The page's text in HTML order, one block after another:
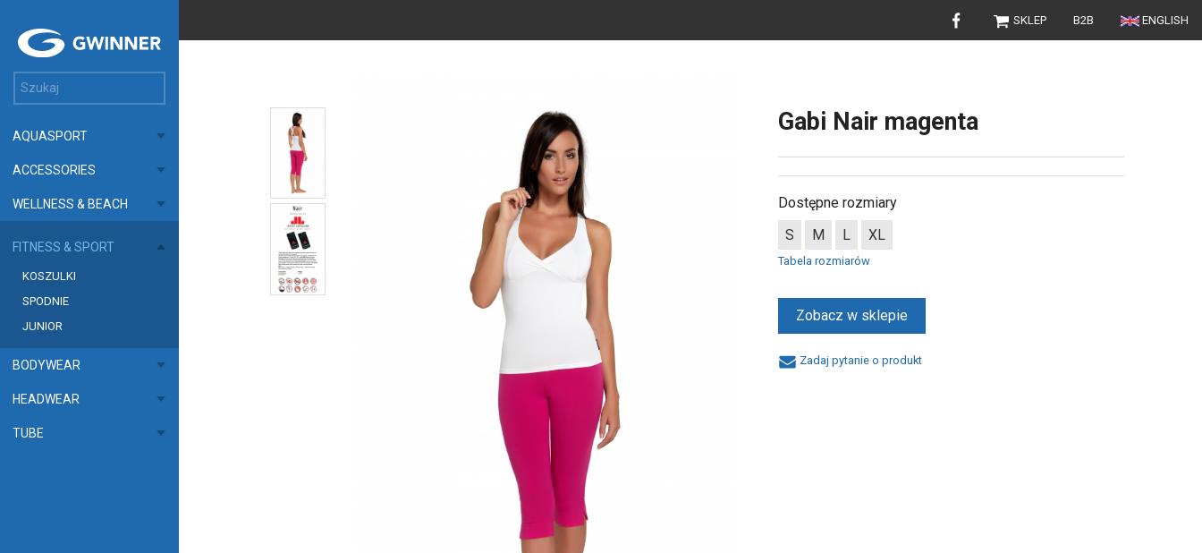
AQUASPORT
ACCESSORIES
WELLNESS & BEACH
FITNESS & SPORT
KOSZULKI
SPODNIE
JUNIOR
BODYWEAR
HEADWEAR
TUBE
SKLEP B2B ENGLISH
Gabi Nair magenta
Dostępne rozmiary
S
M L XL
Tabela rozmiarów
Zobacz w sklepie
Zadaj pytanie o produkt